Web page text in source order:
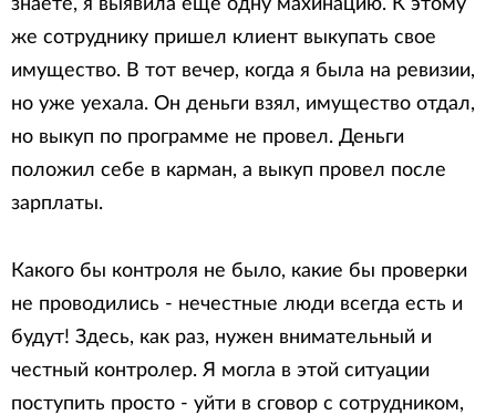
знаете, я выявила еще одну махинацию. К этому
же сотруднику пришел клиент выкупать свое
имущество. В тот вечер, когда я была на ревизии,
но уже уехала. Он деньги взял, имущество отдал,
но выкуп по программе не провел. Деньги
положил себе в карман, а выкуп провел после
зарплаты.
Какого бы контроля не было, какие бы проверки
не проводились - нечестные люди всегда есть и
будут! Здесь, как раз, нужен внимательный и
честный контролер. Я могла в этой ситуации
поступить просто - уйти в сговор с сотрудником,